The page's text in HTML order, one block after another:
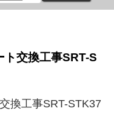
ト交換工事SRT-S
換工事SRT-STK37